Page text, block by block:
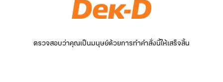
ตรวจสอบว่าคุณเป็นมนุษย์ด้วยการทำคำสั่งนี้ให้เสร็จสิ้น